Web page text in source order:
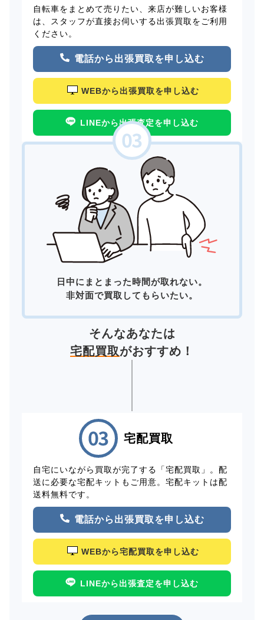
自転車をまとめて売りたい、来店が難しいお客様
は、スタッフが直接お伺いする出張買取をご利用
ください。
電話から出張買取を申し込む
WEBから出張買取を申し込む
LINEから出張査定を申し込む
日中にまとまった時間が取れない。
非対面で買取してもらいたい。
そんなあなたは
宅配買取がおすすめ！
宅配買取
自宅にいながら買取が完了する「宅配買取」。配
送に必要な宅配キットもご用意。宅配キットは配
送料無料です。
電話から出張買取を申し込む
WEBから宅配買取を申し込む
LINEから出張査定を申し込む